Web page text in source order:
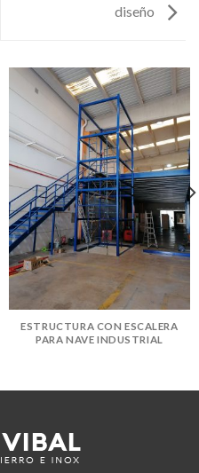
diseño
ESTRUCTURA CON ESCALERA
PARA NAVE INDUSTRIAL